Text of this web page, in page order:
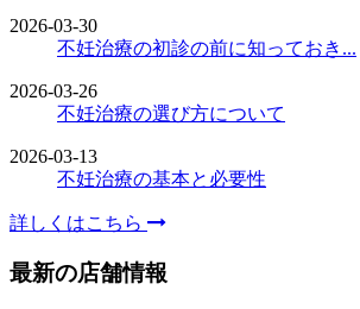
2026-03-30
不妊治療の初診の前に知っておき...
2026-03-26
不妊治療の選び方について
2026-03-13
不妊治療の基本と必要性
詳しくはこちら
最新の店舗情報